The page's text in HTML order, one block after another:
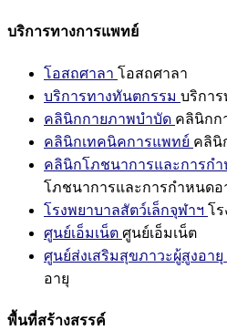
บริการทางการแพทย์
โอสถศาลา โอสถศาลา
บริการทางทันตกรรม บริกา
คลินิกกายภาพบำบัด คลินิกก
คลินิกเทคนิคการแพทย์ คลินิ
คลินิกโภชนาการและการก
โภชนาการและการกำหนดอ
โรงพยาบาลสัตว์เล็กจุฬาฯ โ
ศูนย์เอ็มเน็ต ศูนย์เอ็มเน็ต
ศูนย์ส่งเสริมสุขภาวะผู้สูงอายุ
อายุ
พื้นที่สร้างสรรค์